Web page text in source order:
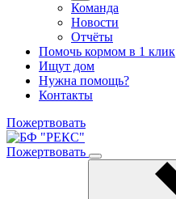
Команда
Новости
Отчёты
Помочь кормом в 1 клик
Ищут дом
Нужна помощь?
Контакты
Пожертвовать
Пожертвовать